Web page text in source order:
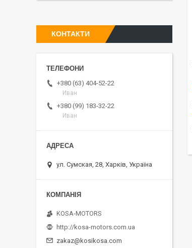
КОНТАКТИ
+380 (63) 404-52-22
Иван
+380 (99) 183-32-22
Иван
ул. Сумская, 28, Харків, Україна
KOSA-MOTORS
http://kosa-motors.com.ua
zakaz@kosikosa.com